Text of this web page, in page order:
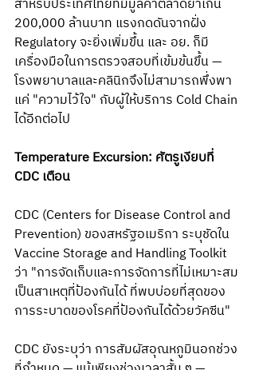
สำหรับประเทศไทยที่มีมูลค่าตลาดยาเกิน
200,000 ล้านบาท แรงกดดันจากฝั่ง
Regulatory จะยิ่งเพิ่มขึ้น และ อย. ก็มี
เครื่องมือในการตรวจสอบที่เข้มข้นขึ้น —
โรงพยาบาลและคลินิกจึงไม่สามารถพึ่งพา
แค่ "ความไว้ใจ" กับผู้ให้บริการ Cold Chain
ได้อีกต่อไป
Temperature Excursion: ศัตรูเงียบที่
CDC เตือน
CDC (Centers for Disease Control and
Prevention) ของสหรัฐอเมริกา ระบุชัดใน
Vaccine Storage and Handling Toolkit
ว่า "การจัดเก็บและการจัดการที่ไม่เหมาะสม
เป็นสาเหตุที่ป้องกันได้ ที่พบบ่อยที่สุดของ
การระบาดของโรคที่ป้องกันได้ด้วยวัคซีน"
CDC ยังระบุว่า การสัมผัสอุณหภูมินอกช่วง